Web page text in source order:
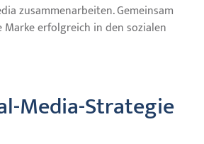
zusammenarbeiten. Gemeinsam
erfolgreich in den sozialen
Media-Strategie